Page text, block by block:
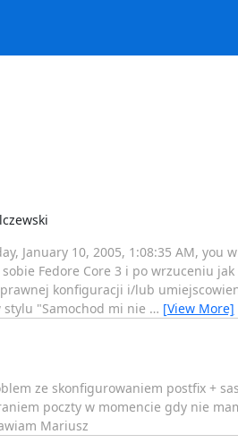
January 10, 2005, 1:08:35 AM, you
Fedore Core 3 i po wrzuceniu
konfiguracji i/lub
"Samochod mi nie … [View More]
ze skonfigurowaniem postfix +
poczty w momencie gdy nie
Mariusz